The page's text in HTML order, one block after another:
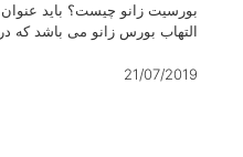
بورسیت زانو چیست؟ باید
التهاب بورس زانو می باشد که
21/07/2019